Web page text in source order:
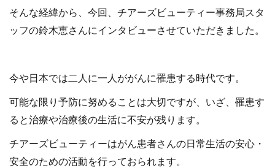
そんな経緯から、今回、チアーズビューティー事務局スタ
ッフの鈴木恵さんにインタビューさせていただきました。
今や日本では二人に一人ががんに罹患する時代です。
可能な限り予防に努めることは大切ですが、いざ、罹患す
ると治療や治療後の生活に不安が残ります。
チアーズビューティーはがん患者さんの日常生活の安心・
安全のための活動を行っておられます。